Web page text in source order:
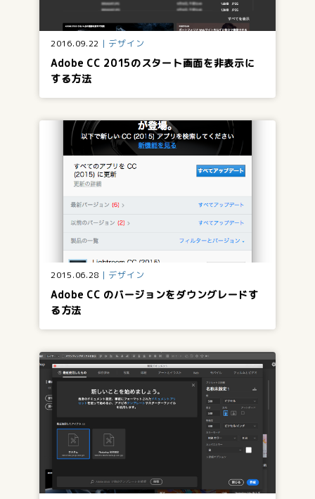
2016.09.22 デザイン
Adobe CC 2015のスタート画面を非表示に
する方法
2015.06.28 デザイン
Adobe CC のバージョンをダウングレードす
る方法